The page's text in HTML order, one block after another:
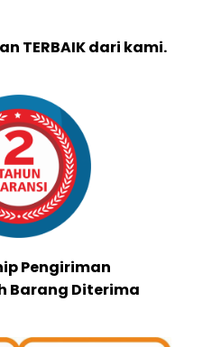
TERBAIK dari kami.
Pengiriman
Barang Diterima